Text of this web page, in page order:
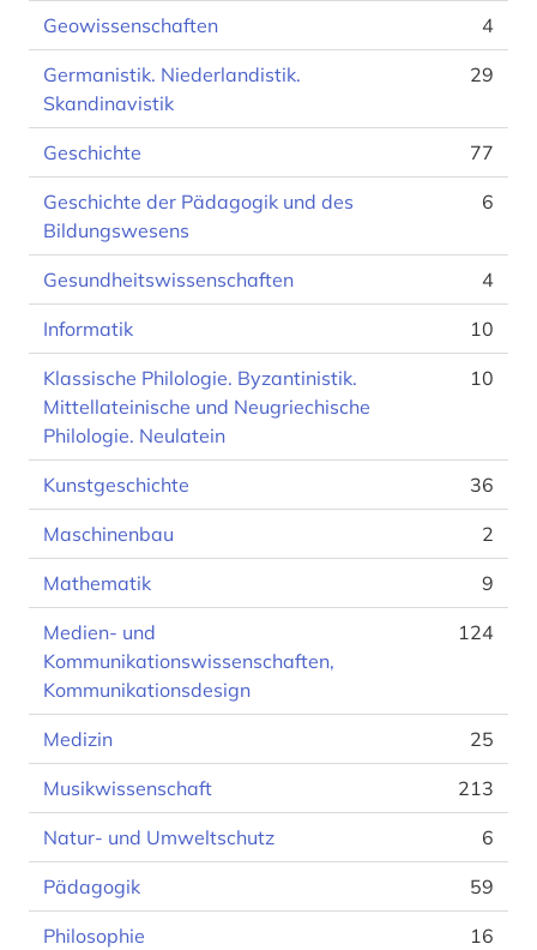
Geowissenschaften 4
Germanistik. Niederlandistik.
Skandinavistik
29
Geschichte 77
Geschichte der Pädagogik und des
Bildungswesens
6
Gesundheitswissenschaften 4
Informatik 10
Klassische Philologie. Byzantinistik.
Mittellateinische und Neugriechische
Philologie. Neulatein
10
Kunstgeschichte 36
Maschinenbau 2
Mathematik 9
Medien- und
Kommunikationswissenschaften,
Kommunikationsdesign
124
Medizin 25
Musikwissenschaft 213
Natur- und Umweltschutz 6
Pädagogik 59
Philosophie 16